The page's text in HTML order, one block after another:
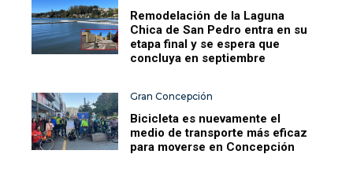
Remodelación de la Laguna
Chica de San Pedro entra en su
etapa final y se espera que
concluya en septiembre
Gran Concepción
Bicicleta es nuevamente el
medio de transporte más eficaz
para moverse en Concepción